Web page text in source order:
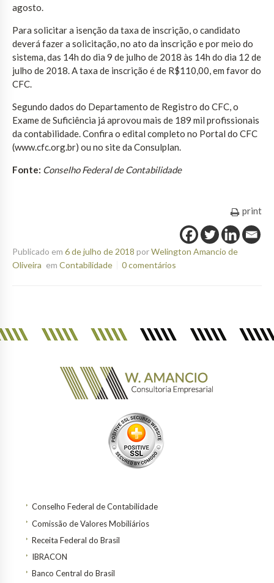
agosto.
Para solicitar a isenção da taxa de inscrição, o candidato
deverá fazer a solicitação, no ato da inscrição e por meio do
sistema, das 14h do dia 9 de julho de 2018 às 14h do dia 12 de
julho de 2018. A taxa de inscrição é de R$110,00, em favor do
CFC.
Segundo dados do Departamento de Registro do CFC, o
Exame de Suficiência já aprovou mais de 189 mil profissionais
da contabilidade. Confira o edital completo no Portal do CFC
(www.cfc.org.br) ou no site da Consulplan.
Fonte: Conselho Federal de Contabilidade
print
Publicado em 6 de julho de 2018 porWelington Amancio de
Oliveira em Contabilidade 0 comentários
Conselho Federal de Contabilidade
Comissão de Valores Mobiliários
Receita Federal do Brasil
IBRACON
Banco Central do Brasil